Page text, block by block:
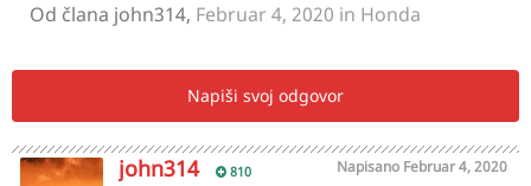
Od člana john314, Februar 4, 2020 in Honda
Napiši svoj odgovor
john314 810 Napisano Februar 4, 2020